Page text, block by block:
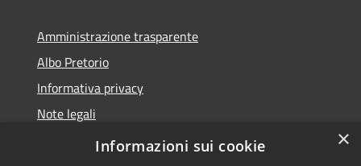
Amministrazione trasparente
Albo Pretorio
Informativa privacy
Note legali
Dichiarazione di accessibilità
×
Informazioni sui cookie